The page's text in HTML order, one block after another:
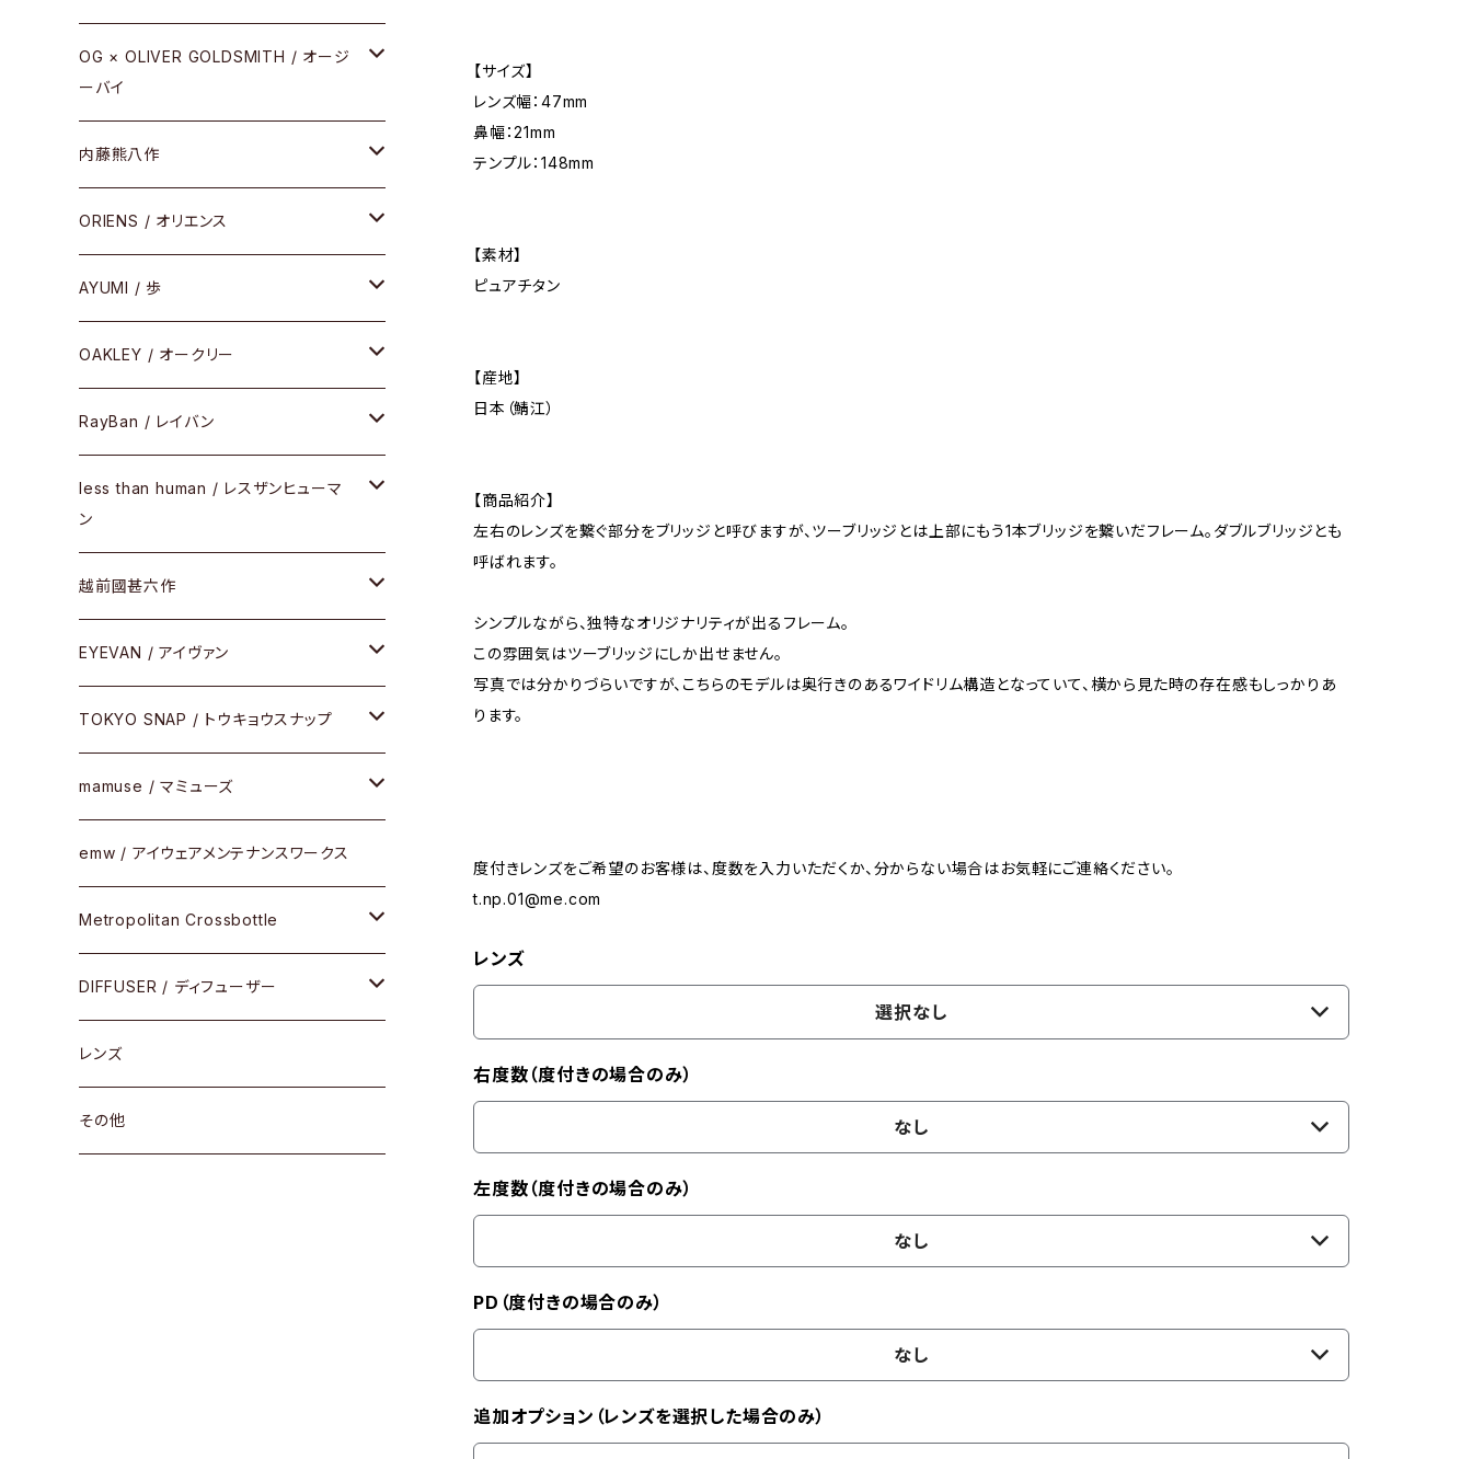
【サイズ】
レンズ幅：47mm
鼻幅：21mm
テンプル：148mm
【素材】
ピュアチタン
【産地】
日本（鯖江）
【商品紹介】
左右のレンズを繋ぐ部分をブリッジと呼びますが、ツーブリッジとは上部にもう1本ブリッジを繋いだフレーム。ダブルブリッジとも
呼ばれます。
シンプルながら、独特なオリジナリティが出るフレーム。
この雰囲気はツーブリッジにしか出せません。
写真では分かりづらいですが、こちらのモデルは奥行きのあるワイドリム構造となっていて、横から見た時の存在感もしっかりあ
ります。
度付きレンズをご希望のお客様は、度数を入力いただくか、分からない場合はお気軽にご連絡ください。
t.np.01@me.com
レンズ
選択なし
右度数（度付きの場合のみ）
なし
左度数（度付きの場合のみ）
なし
PD（度付きの場合のみ）
なし
追加オプション（レンズを選択した場合のみ）
REVIVAL EDITION
HEAVY EDITION
COMBI （コンビシリーズ）
PREMIUM（プレミアムシリーズ）
PLASTIC（プラスティックシリーズ）
SIRMONT（サーモントシリーズ）
SUNSHIFT
ケア用品
メタル
セル
コンビ
OG × OLIVER GOLDSMITH / オージ
ーバイ
メタル
セル
コンビ
内藤熊八作
セル
メタル
コンビ
ORIENS / オリエンス
セルフレーム
メタルフレーム
その他
AYUMI / 歩
セルフレーム
OAKLEY / オークリー
メガネフレーム
サングラス
Frogskins(フロッグスキン )
限定モデル
その他
修理
RayBan / レイバン
メガネフレーム
サングラス
その他
less than human / レスザンヒューマ
ン
メガネフレーム
サングラス
その他
越前國甚六作
セルフレーム
メタルフレーム
コンビフレーム
EYEVAN / アイヴァン
メガネ
サングラス
その他
TOKYO SNAP / トウキョウスナップ
セルフレーム
メタルフレーム
コンビネーション
mamuse / マミューズ
セル
メタル
コンビ
emw / アイウェアメンテナンスワークス
Metropolitan Crossbottle
30cm×30cm
18cm×13cm
DIFFUSER / ディフューザー
グラスコード
メガネケース
レンズ
その他